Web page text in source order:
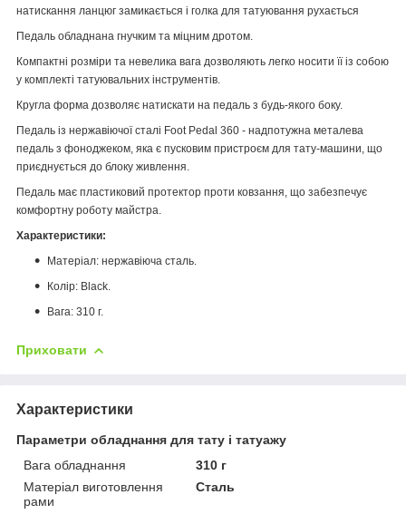
натискання ланцюг замикається і голка для татуювання рухається
Педаль обладнана гнучким та міцним дротом.
Компактні розміри та невелика вага дозволяють легко носити її із собою
у комплекті татуювальних інструментів.
Кругла форма дозволяє натискати на педаль з будь-якого боку.
Педаль із нержавіючої сталі Foot Pedal 360 - надпотужна металева
педаль з фоноджеком, яка є пусковим пристроєм для тату-машини, що
приєднується до блоку живлення.
Педаль має пластиковий протектор проти ковзання, що забезпечує
комфортну роботу майстра.
Характеристики:
Матеріал: нержавіюча сталь.
Колір: Black.
Вага: 310 г.
Приховати
Характеристики
Параметри обладнання для тату і татуажу
Вага обладнання
310 г
Матеріал виготовлення
рами
Сталь